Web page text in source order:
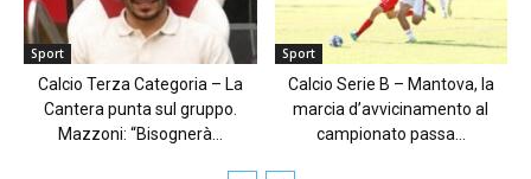
Sport
Calcio Terza Categoria – La
Cantera punta sul gruppo.
Mazzoni: “Bisognerà...
Sport
Calcio Serie B – Mantova, la
marcia d’avvicinamento al
campionato passa...